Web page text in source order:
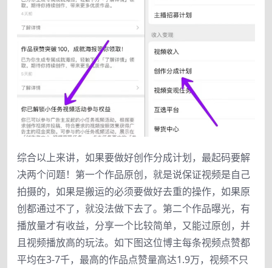
综合以上来讲，如果要做好创作分成计划，最起码要解
决两个问题！第一个作品原创，就是说保证视频是自己
拍摄的，如果是搬运的必须要做好去重的操作，如果原
创都通过不了，就没法做下去了。第二个作品曝光，有
播放量才有收益，分享一个比较简单，又能过原创，并
且视频播放高的玩法。如下图这位博主每条视频点赞都
平均在3-7千，最高的作品点赞量高达1.9万，视频不只